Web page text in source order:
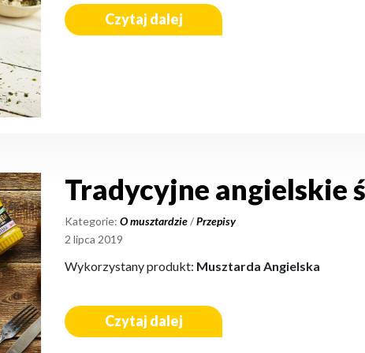
Czytaj dalej
Tradycyjne angielskie
Kategorie:O musztardzie/Przepisy
2 lipca 2019
Wykorzystany produkt: Musztarda Angielska
Czytaj dalej